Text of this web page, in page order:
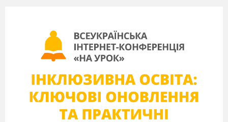
жадібність;
хабарництво, безкарність,
казнокрадство.
6. Чому Хлестаков не зізнався, що він –
несправжній ревізор?
А.через борги, вигоду та азарт;
через скромність, невпевненість у собі